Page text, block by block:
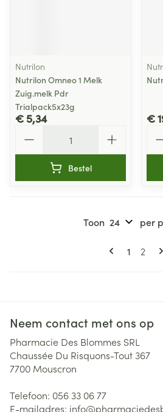
Nutrilon
Nutrilon Omneo 1 Melk
Zuig.melk Pdr
Trialpack5x23g
€ 5,34
Bestel
€
U lees
1 2
Toon per
Neem contact met ons op
Pharmacie Des Blommes SRL
Chaussée Du Risquons-Tout 367
7700 Mouscron
Telefoon: 056 33 06 77
E-mailadres: info@